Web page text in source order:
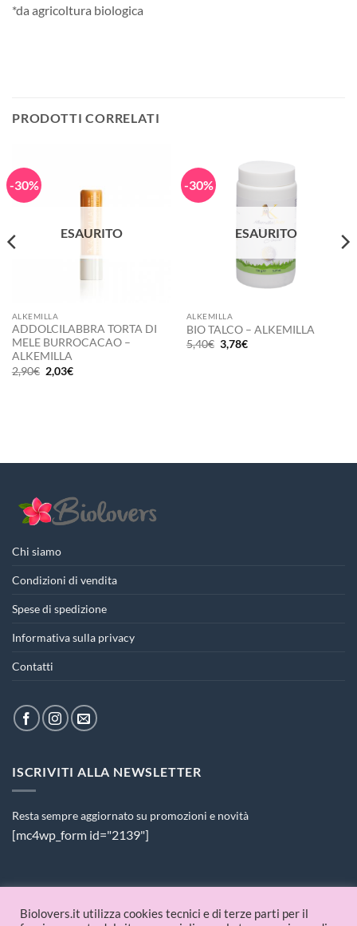
*da agricoltura biologica
PRODOTTI CORRELATI
-30%
ESAURITO
ALKEMILLA
ADDOLCILABBRA TORTA DI
MELE BURROCACAO –
ALKEMILLA
2,90€ Il
prezzo
2,03€Il
-30%
ESAURITO
ALKEMILLA
BIO TALCO – ALKEMILLA
5,40€ Il
prezzo
3,78€Il
Chi siamo
Condizioni di vendita
Spese di spedizione
Informativa sulla privacy
Contatti
ISCRIVITI ALLA NEWSLETTER
Resta sempre aggiornato su promozioni e novità
[mc4wp_form id="2139"]
PAGAMENTI ACCETTATI
Biolovers.it utilizza cookies tecnici e di terze parti per il